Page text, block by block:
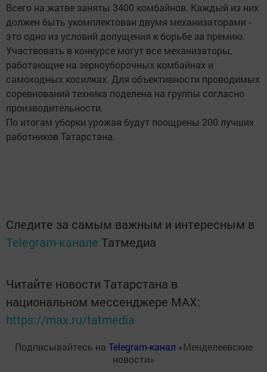
Всего на жатве заняты 3400 комбайнов. Каждый из них
должен быть укомплектован двумя механизаторами -
это одно из условий допущения к борьбе за премию.
Участвовать в конкурсе могут все механизаторы,
работающие на зерноуборочных комбайнах и
самоходных косилках. Для объективности проводимых
соревнований техника поделена на группы согласно
производительности.
По итогам уборки урожая будут поощрены 200 лучших
работников Татарстана.
Следите за самым важным и интересным в
Telegram-канале Татмедиа
Читайте новости Татарстана в
национальном мессенджере MАХ:
https://max.ru/tatmedia
Подписывайтесь на Telegram-канал «Менделеевские
новости»